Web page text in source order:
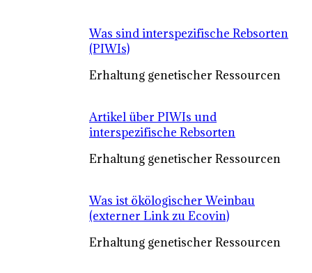
Was sind interspezifische Rebsorten
(PIWIs)
Erhaltung genetischer Ressourcen
Artikel über PIWIs und
interspezifische Rebsorten
Erhaltung genetischer Ressourcen
Was ist ökölogischer Weinbau
(externer Link zu Ecovin)
Erhaltung genetischer Ressourcen